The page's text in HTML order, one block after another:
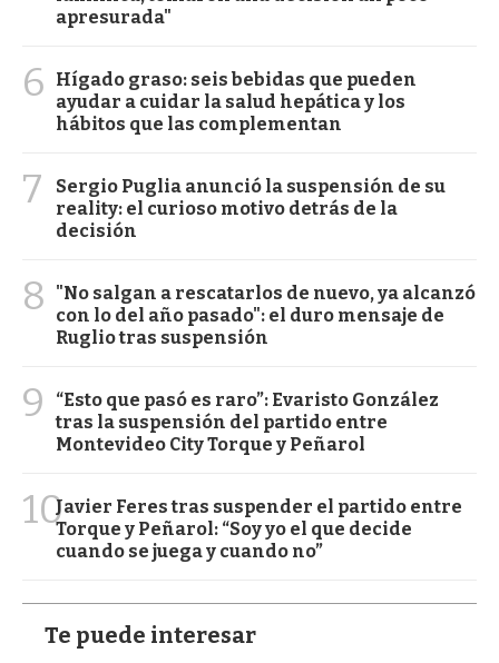
apresurada"
6
Hígado graso: seis bebidas que pueden
ayudar a cuidar la salud hepática y los
hábitos que las complementan
7
Sergio Puglia anunció la suspensión de su
reality: el curioso motivo detrás de la
decisión
8
"No salgan a rescatarlos de nuevo, ya alcanzó
con lo del año pasado": el duro mensaje de
Ruglio tras suspensión
9
“Esto que pasó es raro”: Evaristo González
tras la suspensión del partido entre
Montevideo City Torque y Peñarol
10Javier Feres tras suspender el partido entre
Torque y Peñarol: “Soy yo el que decide
cuando se juega y cuando no”
Te puede interesar